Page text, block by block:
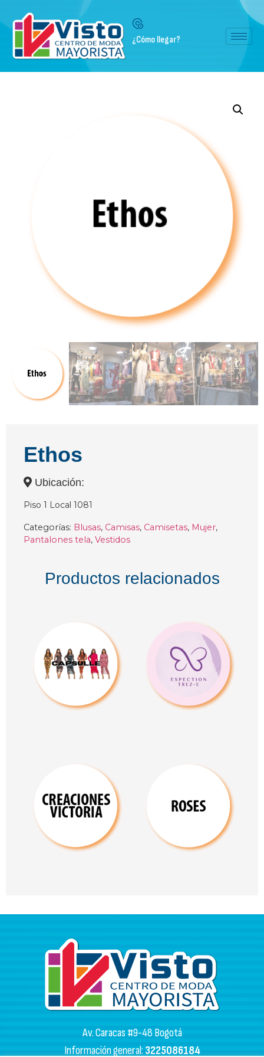
¿Cómo llegar?
Ethos
Ubicación:
Piso 1 Local 1081
Categorías: Blusas, Camisas, Camisetas, Mujer,
Pantalones tela, Vestidos
Productos relacionados
Av. Caracas #9-48 Bogotá
Información general:3225086184